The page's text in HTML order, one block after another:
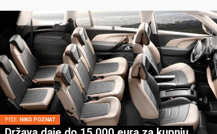
PIŠE: NIKO POZNAT